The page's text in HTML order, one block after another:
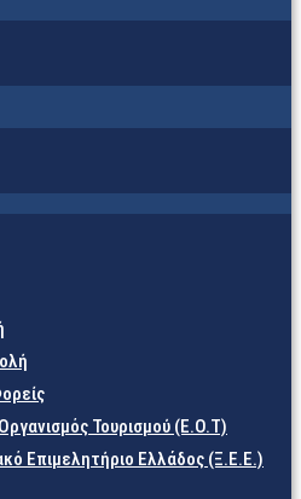
Τουρισμού (Ε.Ο.Τ)
Επιμελητήριο Ελλάδος (Ξ.Ε.Ε.)